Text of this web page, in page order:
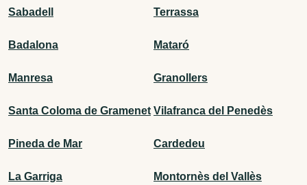
Sabadell Terrassa
Badalona Mataró
Manresa Granollers
Santa Coloma de Gramenet Vilafranca del Penedès
Pineda de Mar Cardedeu
La Garriga Montornès del Vallès